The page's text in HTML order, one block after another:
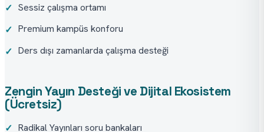
✓ Sessiz çalışma ortamı
✓ Premium kampüs konforu
✓ Ders dışı zamanlarda çalışma desteği
Zengin Yayın Desteği ve Dijital Ekosistem
(Ücretsiz)
✓ Radikal Yayınları soru bankaları